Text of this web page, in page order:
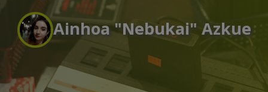
Ainhoa "Nebukai" Azkue